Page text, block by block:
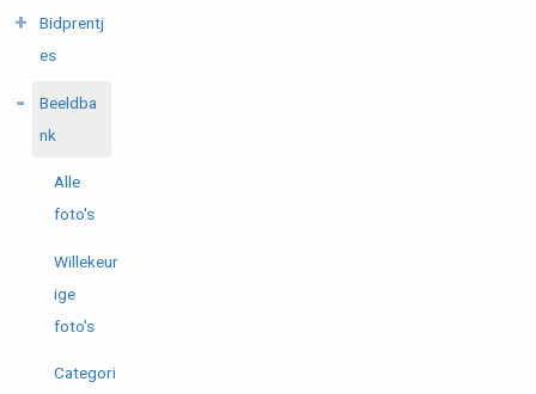
Bidprentj
es
Beeldba
nk
Alle
foto's
Willekeur
ige
foto's
Categori